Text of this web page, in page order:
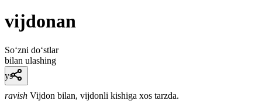
vijdonan
So‘zni do‘stlar
bilan ulashing
ys
ravish Vijdon bilan, vijdonli kishiga xos tarzda.